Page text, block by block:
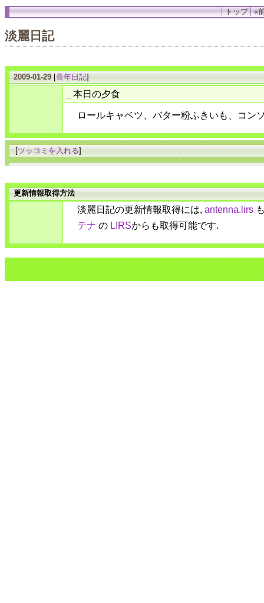
トップ «
淡麗日記
2009-01-29 [長年日記]
本日の夕食
ロールキャベツ、バター粉ふきいも、コン
[ツッコミを入れる]
更新情報取得方法
淡麗日記の更新情報取得には, antenna.lirs
テナ の LIRSからも取得可能です.